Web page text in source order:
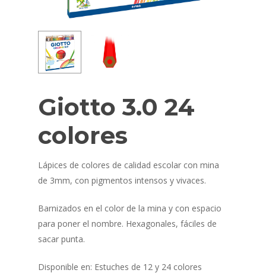
Giotto 3.0 24
colores
Lápices de colores de calidad escolar con mina
de 3mm, con pigmentos intensos y vivaces.
Barnizados en el color de la mina y con espacio
para poner el nombre. Hexagonales, fáciles de
sacar punta.
Disponible en: Estuches de 12 y 24 colores